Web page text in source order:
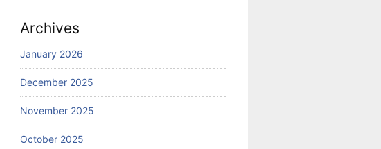
Archives
January 2026
December 2025
November 2025
October 2025